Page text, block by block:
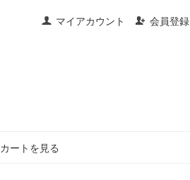
マイアカウント 会員登録
カートを見る